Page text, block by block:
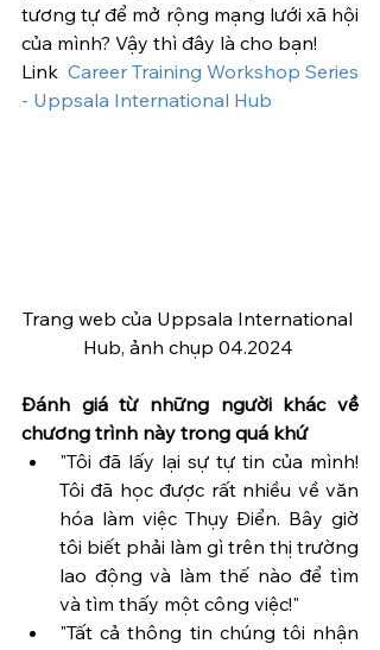
tương tự để mở rộng mạng lưới xã hội
của mình? Vậy thì đây là cho bạn!
Link Career Training Workshop Series
- Uppsala International Hub
Trang web của Uppsala International
Hub, ảnh chụp 04.2024
Đánh giá từ những người khác về
chương trình này trong quá khứ
"Tôi đã lấy lại sự tự tin của mình!
Tôi đã học được rất nhiều về văn
hóa làm việc Thụy Điển. Bây giờ
tôi biết phải làm gì trên thị trường
lao động và làm thế nào để tìm
và tìm thấy một công việc!"
"Tất cả thông tin chúng tôi nhận